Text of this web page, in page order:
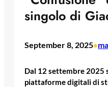
singolo di
September 8, 2025•
Dal 12 settembre 2025
piattaforme digitali di